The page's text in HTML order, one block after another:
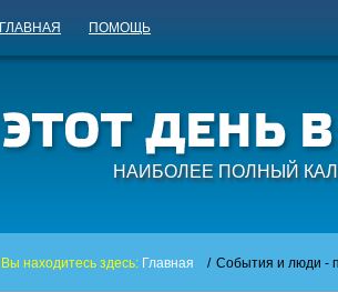
ГЛАВНАЯ ПОМОЩЬ
НАИБОЛЕЕ ПОЛНЫЙ
Вы находитесь здесь: Главная / События и люди -